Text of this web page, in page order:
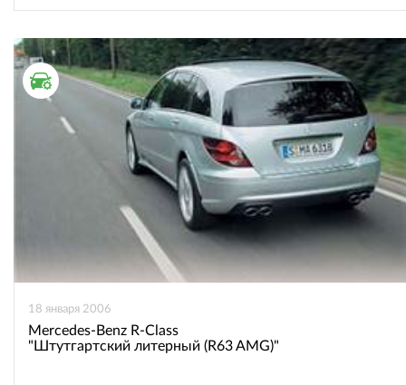
ТЕСТ ДРАЙВ
18 января 2006
Mercedes-Benz R-Class
"Штутгартский литерный (R63 AMG)"